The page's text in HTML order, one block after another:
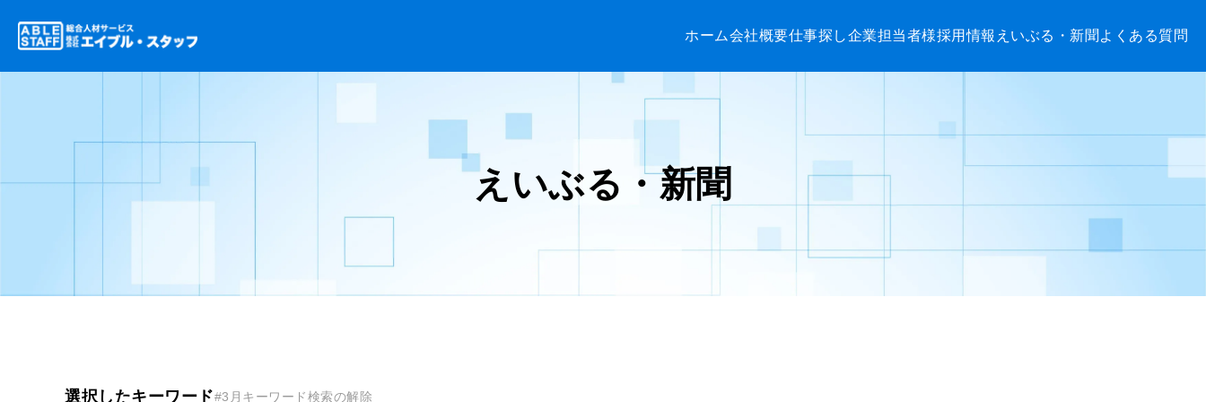
ホーム会社概要仕事探し企業担当者様採用情報 えいぶる・新聞 よくある質問
えいぶる・新聞
選択したキーワード#3月 キーワード検索の解除